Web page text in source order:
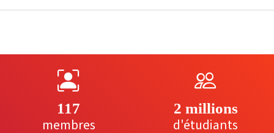
117
membres
2 millions
d'étudiants